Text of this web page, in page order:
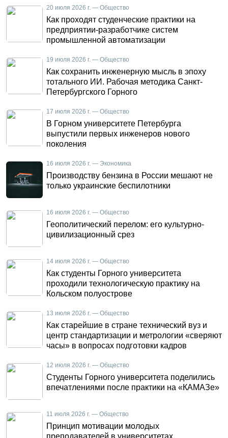
20 июля 2026 г. — Общество
Как проходят студенческие практики на
предприятии-разработчике систем
промышленной автоматизации
19 июля 2026 г. — Общество
Как сохранить инженерную мысль в эпоху
тотального ИИ. Рабочая методика Санкт-
Петербургского Горного
17 июля 2026 г. — Общество
В Горном университете Петербурга
выпустили первых инженеров нового
поколения
16 июля 2026 г. — Экономика
Производству бензина в России мешают не
только украинские беспилотники
16 июля 2026 г. — Общество
Геополитический перелом: его культурно-
цивилизационный срез
14 июля 2026 г. — Общество
Как студенты Горного университета
проходили технологическую практику на
Кольском полуострове
13 июля 2026 г. — Общество
Как старейшие в стране технический вуз и
центр стандартизации и метрологии «сверяют
часы» в вопросах подготовки кадров
12 июля 2026 г. — Общество
Студенты Горного университета поделились
впечатлениями после практики на «КАМАЗе»
11 июля 2026 г. — Общество
Принцип мотивации молодых
преподавателей в университетах